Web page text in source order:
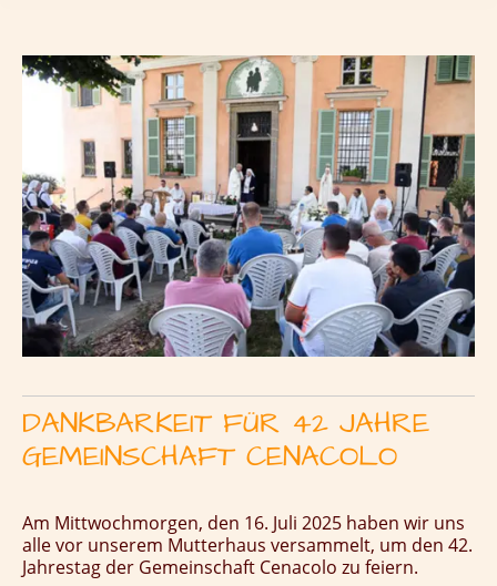
DANKBARKEIT FÜR 42 JAHRE
GEMEINSCHAFT CENACOLO
Am Mittwochmorgen, den 16. Juli 2025 haben wir uns
alle vor unserem Mutterhaus versammelt, um den 42.
Jahrestag der Gemeinschaft Cenacolo zu feiern.